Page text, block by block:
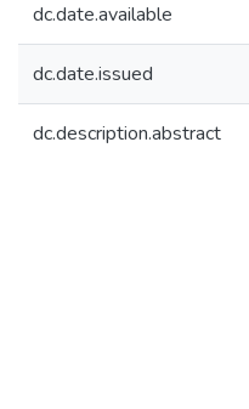
dc.date.available
dc.date.issued
dc.description.abstract